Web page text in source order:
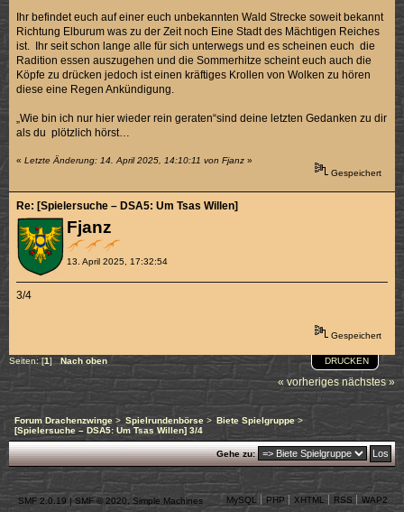
Ihr befindet euch auf einer euch unbekannten Wald Strecke soweit bekannt
Richtung Elburum was zu der Zeit noch Eine Stadt des Mächtigen Reiches
ist. Ihr seit schon lange alle für sich unterwegs und es scheinen euch die
Radition essen auszugehen und die Sommerhitze scheint euch auch die
Köpfe zu drücken jedoch ist einen kräftiges Krollen von Wolken zu hören
diese eine Regen Ankündigung.
„Wie bin ich nur hier wieder rein geraten“sind deine letzten Gedanken zu dir
als du plötzlich hörst…
«Letzte Änderung: 14. April 2025, 14:10:11 von Fjanz »
Gespeichert
Fjanz
13. April 2025, 17:32:54
Re: [Spielersuche – DSA5: Um Tsas Willen]
3/4
Gespeichert
DRUCKEN
Seiten: [1] Nach oben
« vorheriges nächstes »
Forum Drachenzwinge > Spielrundenbörse> Biete Spielgruppe>
[Spielersuche – DSA5: Um Tsas Willen] 3/4
Gehe zu:
SMF 2.0.19 | SMF © 2020, Simple Machines MySQL PHP XHTML RSS WAP2